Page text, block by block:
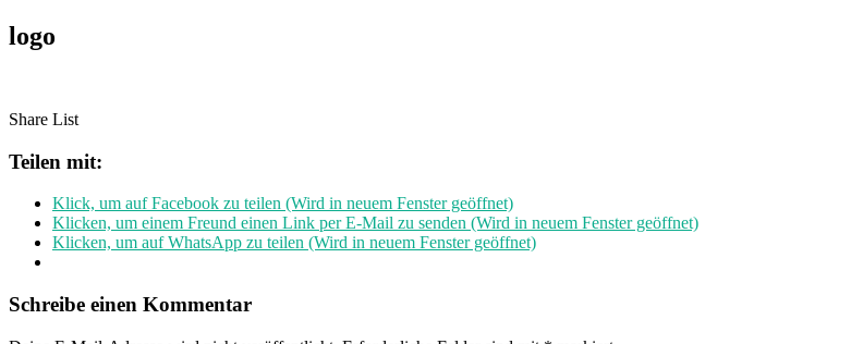
logo
Share List
Teilen mit:
Klick, um auf Facebook zu teilen (Wird in neuem Fenster geöffnet)
Klicken, um einem Freund einen Link per E-Mail zu senden (Wird in neuem Fenster geöffnet)
Klicken, um auf WhatsApp zu teilen (Wird in neuem Fenster geöffnet)
Schreibe einen Kommentar